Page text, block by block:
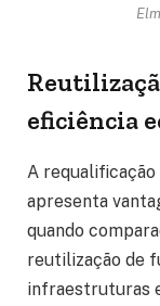
eficiência
A
apresenta
quando
reutilização de
infraestruturas